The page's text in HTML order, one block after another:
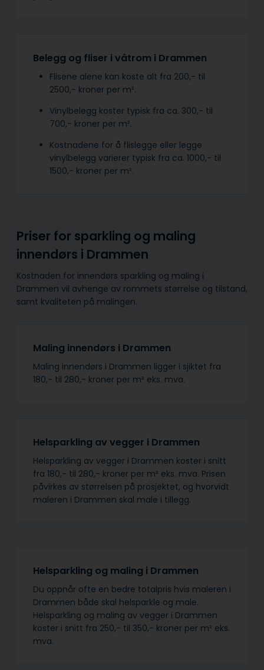
Belegg og fliser i våtrom i Drammen
Flisene alene kan koste alt fra 200,- til
2500,- kroner per m².
Vinylbelegg koster typisk fra ca. 300,- til
700,- kroner per m².
Kostnadene for å flislegge eller legge
vinylbelegg varierer typisk fra ca. 1000,- til
1500,- kroner per m².
Priser for sparkling og maling
innendørs i Drammen
Kostnaden for innendørs sparkling og maling i
Drammen vil avhenge av rommets størrelse og tilstand,
samt kvaliteten på malingen.
Maling innendørs i Drammen
Maling innendørs i Drammen ligger i sjiktet fra
180,- til 280,- kroner per m² eks. mva.
Helsparkling av vegger i Drammen
Helsparkling av vegger i Drammen koster i snitt
fra 180,- til 280,- kroner per m² eks. mva. Prisen
påvirkes av størrelsen på prosjektet, og hvorvidt
maleren i Drammen skal male i tillegg.
Helsparkling og maling i Drammen
Du oppnår ofte en bedre totalpris hvis maleren i
Drammen både skal helsparkle og male.
Helsparkling og maling av vegger i Drammen
koster i snitt fra 250,- til 350,- kroner per m² eks.
mva.